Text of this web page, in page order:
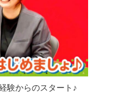
験からのスタート♪